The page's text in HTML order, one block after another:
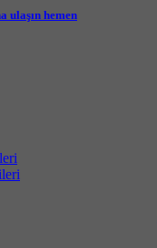
ulaşın hemen